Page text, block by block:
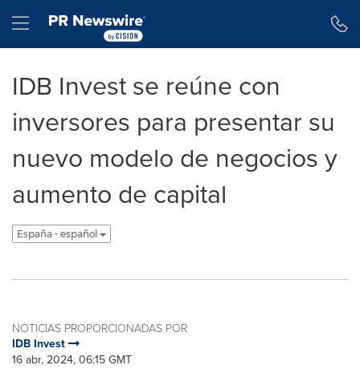
Hamburger menu
IDB Invest se reúne con
inversores para presentar su
nuevo modelo de negocios y
aumento de capital
España - español
NOTICIAS PROPORCIONADAS POR
IDB Invest
16 abr, 2024, 06:15 GMT